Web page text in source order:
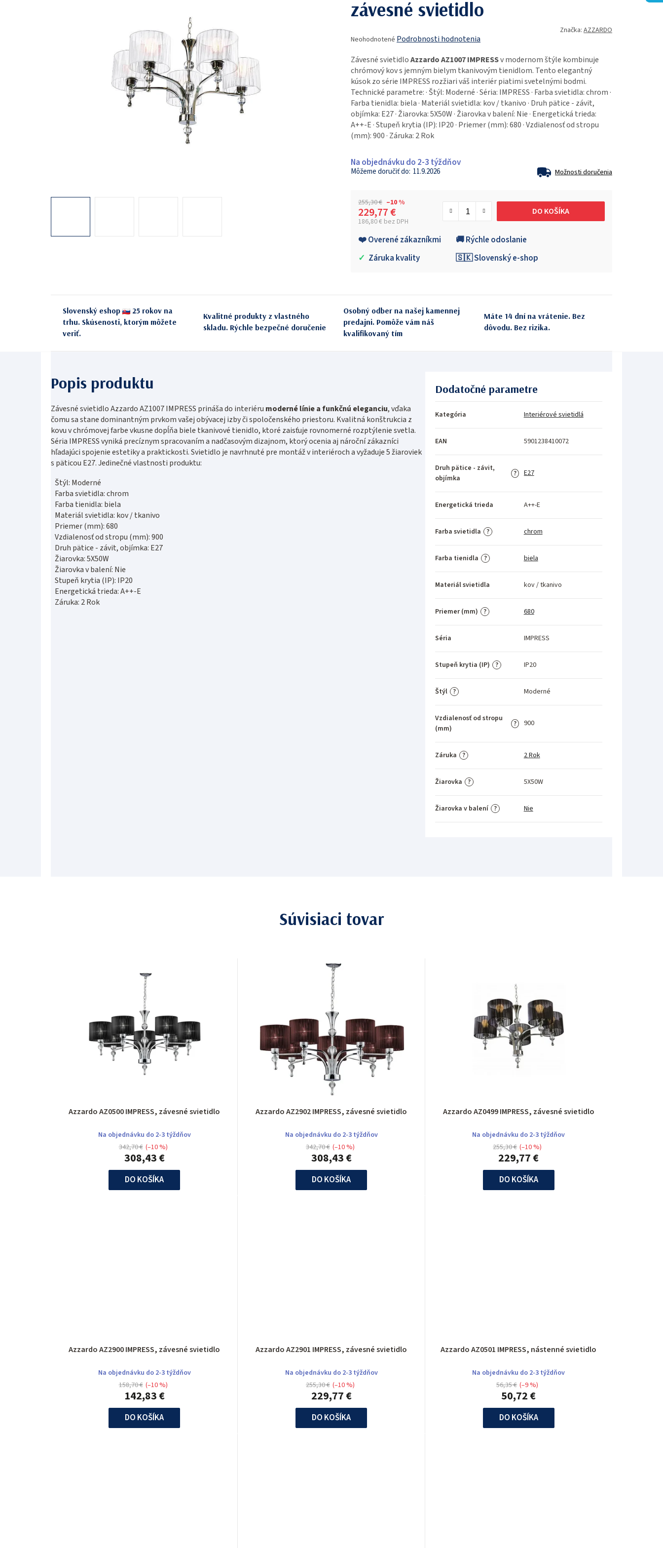
závesné svietidlo
hodnotenie
je
0,0
z
5
hviezdičiek.
Neohodnotené Podrobnosti hodnotenia
Značka: AZZARDO
Závesné svietidloAzzardo AZ1007 IMPRESSv modernom štýle kombinuje
chrómový kov s jemným bielym tkanivovým tienidlom. Tento elegantný
kúsok zo série IMPRESS rozžiari váš interiér piatimi svetelnými bodmi.
Technické parametre: · Štýl: Moderné · Séria: IMPRESS · Farba svietidla: chrom ·
Farba tienidla: biela · Materiál svietidla: kov / tkanivo · Druh pätice - závit,
objímka: E27 · Žiarovka: 5X50W · Žiarovka v balení: Nie · Energetická trieda:
A++-E · Stupeň krytia (IP): IP20 · Priemer (mm): 680 · Vzdialenosť od stropu
(mm): 900 · Záruka: 2 Rok
Na objednávku do 2-3 týždňov
11.9.2026 Možnosti doručenia
255,30 € –10 %
229,77 €
186,80 € bez DPH
DO KOŠÍKA
❤️ Overené zákazníkmi
🚚 Rýchle odoslanie
✓ Záruka kvality 🇸🇰 Slovenský e-shop
Slovenský eshop
25 rokov na
trhu. Skúsenosti, ktorým môžete
veriť.
Kvalitné produkty z vlastného
skladu. Rýchle bezpečné doručenie
Osobný odber na našej kamennej
predajni. Pomôže vám náš
kvalifikovaný tím
Máte 14 dní na vrátenie. Bez
dôvodu. Bez rizika.
Závesné svietidlo Azzardo AZ1007 IMPRESS prináša do interiéru moderné línie a funkčnú eleganciu, vďaka
čomu sa stane dominantným prvkom vašej obývacej izby či spoločenského priestoru. Kvalitná konštrukcia z
kovu v chrómovej farbe vkusne dopĺňa biele tkanivové tienidlo, ktoré zaisťuje rovnomerné rozptýlenie svetla.
Séria IMPRESS vyniká precíznym spracovaním a nadčasovým dizajnom, ktorý ocenia aj nároční zákazníci
hľadajúci spojenie estetiky a praktickosti. Svietidlo je navrhnuté pre montáž v interiéroch a vyžaduje 5 žiaroviek
s päticou E27. Jedinečné vlastnosti produktu:
Štýl: Moderné
Farba svietidla: chrom
Farba tienidla: biela
Materiál svietidla: kov / tkanivo
Priemer (mm): 680
Vzdialenosť od stropu (mm): 900
Druh pätice - závit, objímka: E27
Žiarovka: 5X50W
Žiarovka v balení: Nie
Stupeň krytia (IP): IP20
Energetická trieda: A++-E
Záruka: 2 Rok
Dodatočné parametre
Kategória Interiérové svietidlá
EAN 5901238410072
?
Druh pätice - závit,
objímka
E27
Energetická trieda A++-E
?
Farba svietidla chrom
?
Farba tienidla biela
Materiál svietidla kov / tkanivo
?
Priemer (mm) 680
Séria IMPRESS
?
Stupeň krytia (IP) IP20
?
Štýl Moderné
?
Vzdialenosť od stropu
(mm)
900
?
Záruka 2 Rok
?
Žiarovka 5X50W
?
Žiarovka v balení Nie
Súvisiaci tovar
Azzardo AZ0500 IMPRESS, závesné svietidlo
Na objednávku do 2-3 týždňov
308,43 €
342,70 € (–10 %)
DO KOŠÍKA
Azzardo AZ2902 IMPRESS, závesné svietidlo
Na objednávku do 2-3 týždňov
308,43 €
342,70 € (–10 %)
DO KOŠÍKA
Azzardo AZ0499 IMPRESS, závesné svietidlo
Na objednávku do 2-3 týždňov
229,77 €
255,30 € (–10 %)
DO KOŠÍKA
Azzardo AZ2900 IMPRESS, závesné svietidlo
Na objednávku do 2-3 týždňov
142,83 €
158,70 € (–10 %)
DO KOŠÍKA
Azzardo AZ2901 IMPRESS, závesné svietidlo
Na objednávku do 2-3 týždňov
229,77 €
255,30 € (–10 %)
DO KOŠÍKA
Azzardo AZ0501 IMPRESS, nástenné svietidlo
Na objednávku do 2-3 týždňov
50,72 €
56,35 € (–9 %)
DO KOŠÍKA